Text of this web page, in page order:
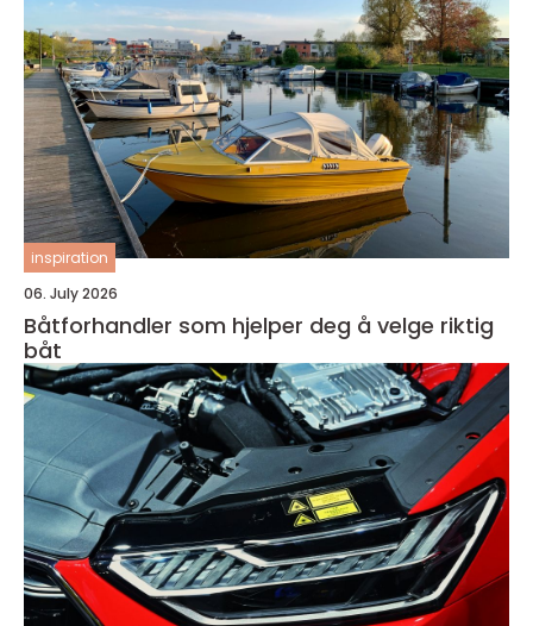
inspiration
06. July 2026
Båtforhandler som hjelper deg å velge riktig
båt